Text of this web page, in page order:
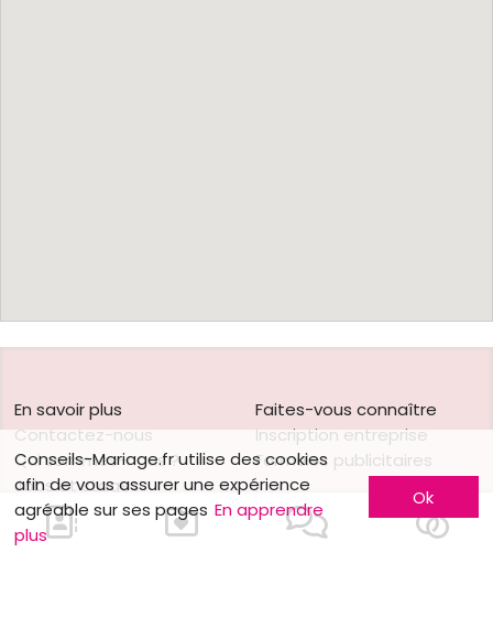
En savoir plus
Contactez-nous
Qui sommes-nous ?
Jobs et stages
Partenaires
Mentions légales
Faites-vous connaître
Inscription entreprise
Formules publicitaires
Conseils-Mariage.fr utilise des cookies
afin de vous assurer une expérience
agréable sur ses pages En apprendre
plus
Ok